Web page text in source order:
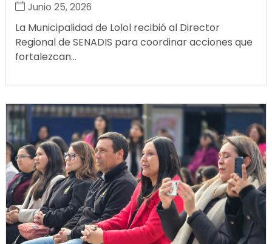
Junio 25, 2026
La Municipalidad de Lolol recibió al Director
Regional de SENADIS para coordinar acciones que
fortalezcan...